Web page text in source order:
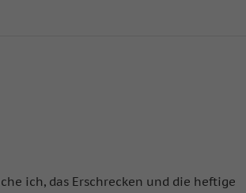
ich, das Erschrecken und die heftige